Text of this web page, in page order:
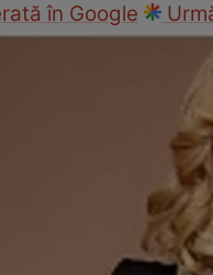
în Google